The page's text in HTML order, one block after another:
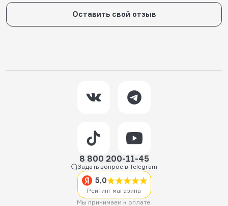
Оставить свой отзыв
8 800 200-11-45
Задать вопрос в Telegram
5,0
Рейтинг магазина
Мы принимаем к оплате: